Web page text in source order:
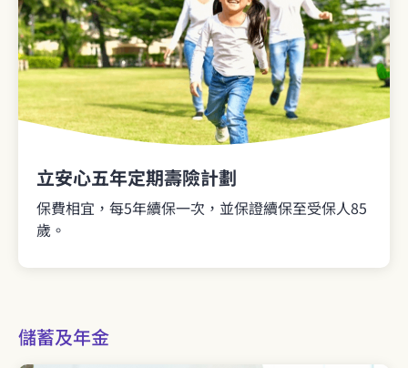
立安心五年定期壽險計劃
保費相宜，每5年續保一次，並保證續保至受保人85
歲。
儲蓄及年金